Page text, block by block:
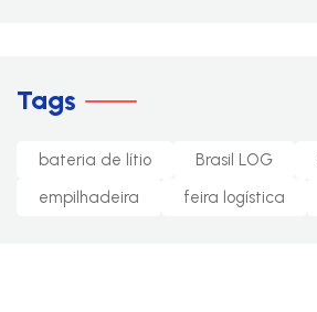
Tags
bateria de lítio Brasil LOG
empilhadeira
feira logística